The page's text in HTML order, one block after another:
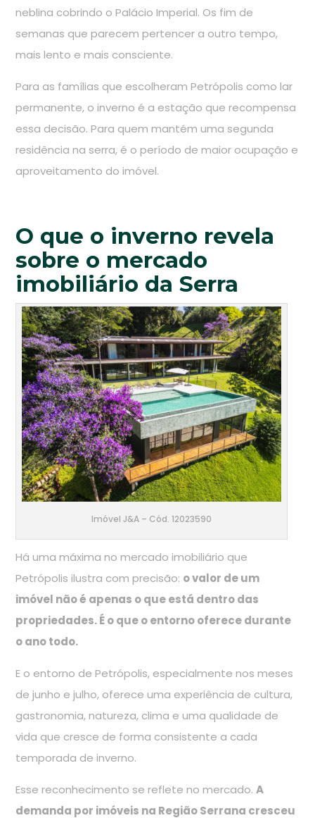
neblina cobrindo o Palácio Imperial. Os fim de
semanas que parecem pertencer a outro tempo,
mais lento e mais consciente.
Para as famílias que escolheram Petrópolis como lar
permanente, o inverno é a estação que recompensa
essa decisão. Para quem mantém uma segunda
residência na serra, é o período de maior ocupação e
aproveitamento do imóvel.
O que o inverno revela
sobre o mercado
imobiliário da Serra
Imóvel J&A – Cód. 12023590
Há uma máxima no mercado imobiliário que
Petrópolis ilustra com precisão: o valor de um
imóvel não é apenas o que está dentro das
propriedades. É o que o entorno oferece durante
o ano todo.
E o entorno de Petrópolis, especialmente nos meses
de junho e julho, oferece uma experiência de cultura,
gastronomia, natureza, clima e uma qualidade de
vida que cresce de forma consistente a cada
temporada de inverno.
Esse reconhecimento se reflete no mercado.A
demanda por imóveis na Região Serrana cresceu